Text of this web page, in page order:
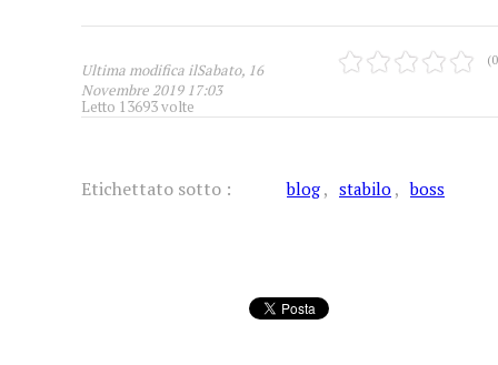
Ultima modifica ilSabato, 16
Novembre 2019 17:03
Letto 13693 volte
Etichettato sotto : blog stabilo boss